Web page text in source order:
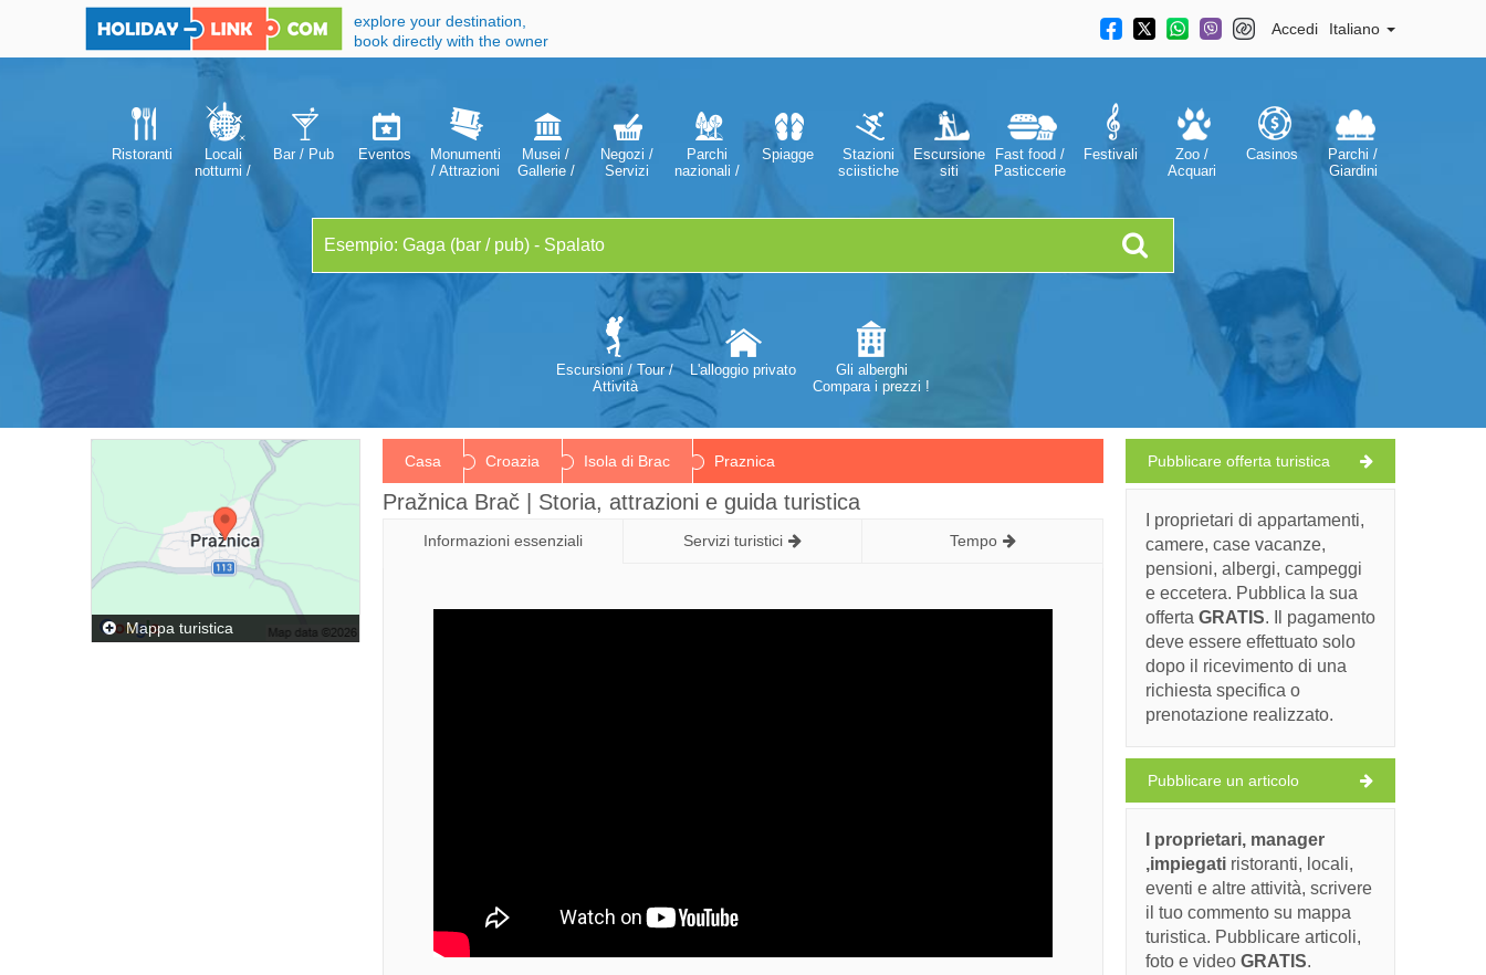
explore your destination,
book directly with the owner
Accedi Italiano
Ristoranti
Locali
notturni /
Bar / Pub Eventos
Monumenti
/ Attrazioni
Musei /
Gallerie /
Negozi /
Servizi
Parchi
nazionali /
Spiagge
Stazioni
sciistiche
Escursione
siti
Fast food /
Pasticcerie
Festivali
Zoo /
Acquari
Casinos
Parchi /
Giardini
Escursioni / Tour /
Attività
L'alloggio privato
Gli alberghi
Compara i prezzi !
Casa Croazia Isola di Brac Praznica
Pražnica Brač | Storia, attrazioni e guida turistica
Informazioni essenziali Servizi turistici Tempo
Mappa turistica
Pubblicare offerta turistica
I proprietari di appartamenti,
camere, case vacanze,
pensioni, albergi, campeggi
e eccetera. Pubblica la sua
offerta GRATIS. Il pagamento
deve essere effettuato solo
dopo il ricevimento di una
richiesta specifica o
prenotazione realizzato.
Pubblicare un articolo
I proprietari, manager
,impiegati ristoranti, locali,
eventi e altre attività, scrivere
il tuo commento su mappa
turistica. Pubblicare articoli,
foto e video GRATIS.